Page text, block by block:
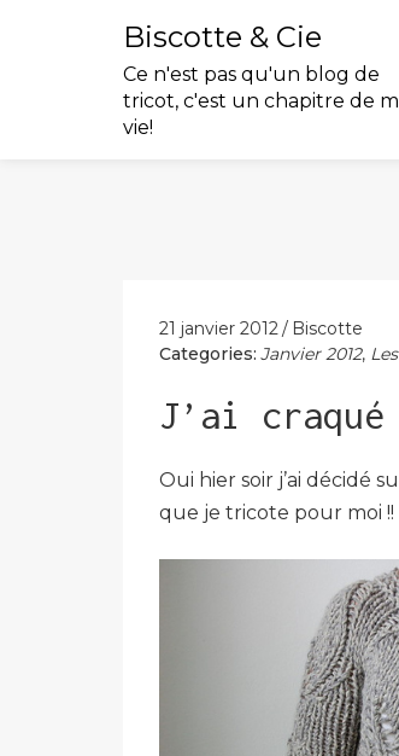
Biscotte & Cie
Ce n'est pas qu'un blog de
tricot, c'est un chapitre de
vie!
21 janvier 2012
Biscotte
Categories: Janvier 2012,
J’ai
Oui hier soir j’ai décidé
que je tricote pour moi !!